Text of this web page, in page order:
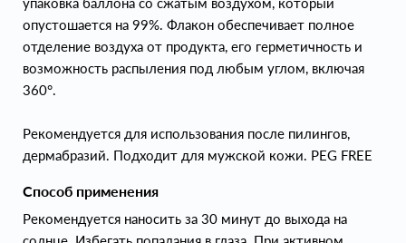
опустошается на 99%. Флакон обеспечивает полное
отделение воздуха от продукта, его герметичность и
возможность распыления под любым углом, включая
360°.
Рекомендуется для использования после пилингов,
дермабразий. Подходит для мужской кожи. PEG FREE
Способ применения
Рекомендуется наносить за 30 минут до выхода на